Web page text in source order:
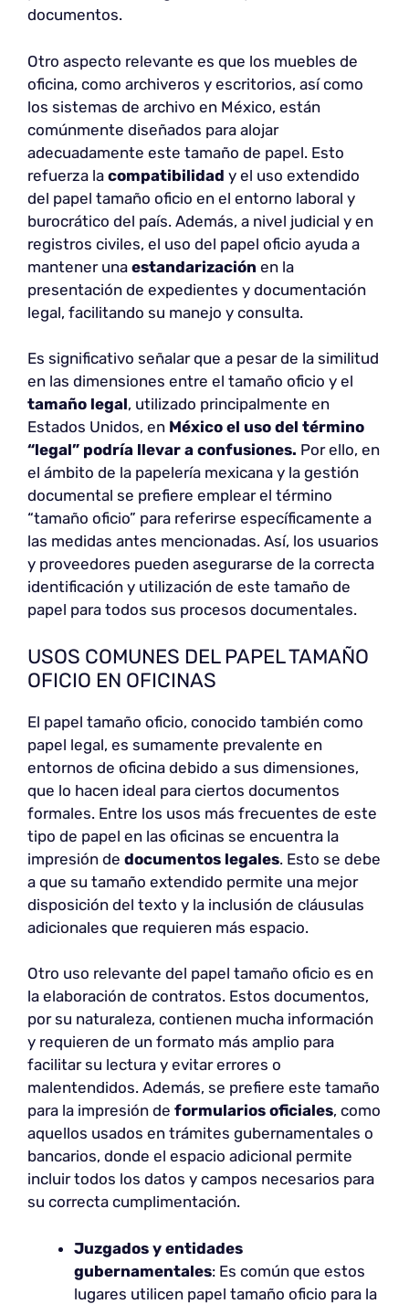
documentos.
Otro aspecto relevante es que los muebles de
oficina, como archiveros y escritorios, así como
los sistemas de archivo en México, están
comúnmente diseñados para alojar
adecuadamente este tamaño de papel. Esto
refuerza la compatibilidad y el uso extendido
del papel tamaño oficio en el entorno laboral y
burocrático del país. Además, a nivel judicial y en
registros civiles, el uso del papel oficio ayuda a
mantener una estandarización en la
presentación de expedientes y documentación
legal, facilitando su manejo y consulta.
Es significativo señalar que a pesar de la similitud
en las dimensiones entre el tamaño oficio y el
tamaño legal, utilizado principalmente en
Estados Unidos, en México el uso del término
“legal” podría llevar a confusiones. Por ello, en
el ámbito de la papelería mexicana y la gestión
documental se prefiere emplear el término
“tamaño oficio” para referirse específicamente a
las medidas antes mencionadas. Así, los usuarios
y proveedores pueden asegurarse de la correcta
identificación y utilización de este tamaño de
papel para todos sus procesos documentales.
USOS COMUNES DEL PAPEL TAMAÑO
OFICIO EN OFICINAS
El papel tamaño oficio, conocido también como
papel legal, es sumamente prevalente en
entornos de oficina debido a sus dimensiones,
que lo hacen ideal para ciertos documentos
formales. Entre los usos más frecuentes de este
tipo de papel en las oficinas se encuentra la
impresión de documentos legales. Esto se debe
a que su tamaño extendido permite una mejor
disposición del texto y la inclusión de cláusulas
adicionales que requieren más espacio.
Otro uso relevante del papel tamaño oficio es en
la elaboración de contratos. Estos documentos,
por su naturaleza, contienen mucha información
y requieren de un formato más amplio para
facilitar su lectura y evitar errores o
malentendidos. Además, se prefiere este tamaño
para la impresión de formularios oficiales, como
aquellos usados en trámites gubernamentales o
bancarios, donde el espacio adicional permite
incluir todos los datos y campos necesarios para
su correcta cumplimentación.
Juzgados y entidades
gubernamentales: Es común que estos
lugares utilicen papel tamaño oficio para la